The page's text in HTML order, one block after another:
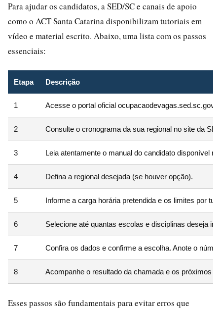
Para ajudar os candidatos, a SED/SC e canais de apoio
como o ACT Santa Catarina disponibilizam tutoriais em
vídeo e material escrito. Abaixo, uma lista com os passos
essenciais:
Etapa Descrição
1 Acesse o portal oficial
2 Consulte o cronograma da sua regional no site da
3 Leia atentamente o manual do candidato disponível
4 Defina a regional desejada (se houver opção).
5 Informe a carga horária pretendida e os limites por
6 Selecione até quantas escolas e disciplinas deseja
7 Confira os dados e confirme a escolha. Anote o
8 Acompanhe o resultado da chamada e os próximos
Esses passos são fundamentais para evitar erros que